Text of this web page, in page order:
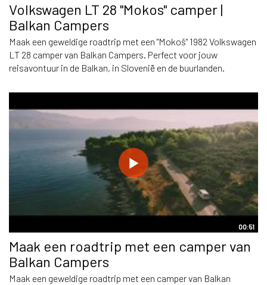
Volkswagen LT 28 "Mokos" camper |
Balkan Campers
Maak een geweldige roadtrip met een "Mokoš" 1982 Volkswagen
LT 28 camper van Balkan Campers. Perfect voor jouw
reisavontuur in de Balkan, in Slovenië en de buurlanden.
00:51
Maak een roadtrip met een camper van
Balkan Campers
Maak een geweldige roadtrip met een camper van Balkan